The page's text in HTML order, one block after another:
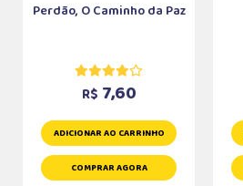
Perdão, O Caminho da Paz
R$ 7,60
ADICIONAR AO CARRINHO
COMPRAR AGORA